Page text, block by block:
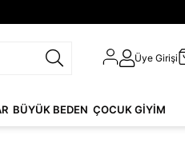
Üye Girişi
BÜYÜK BEDEN ÇOCUK GİYİM